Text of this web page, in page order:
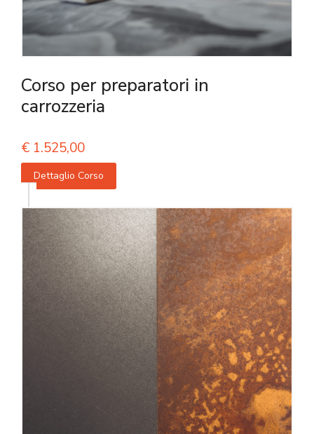
Corso per preparatori in
carrozzeria
€ 1.525,00
Dettaglio Corso